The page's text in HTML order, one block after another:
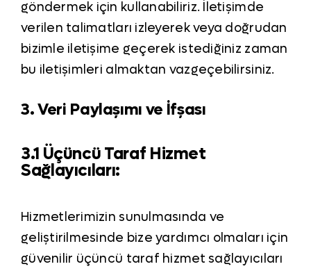
göndermek için kullanabiliriz. İletişimde
verilen talimatları izleyerek veya doğrudan
bizimle iletişime geçerek istediğiniz zaman
bu iletişimleri almaktan vazgeçebilirsiniz.
3. Veri Paylaşımı ve İfşası
3.1 Üçüncü Taraf Hizmet
Sağlayıcıları:
Hizmetlerimizin sunulmasında ve
geliştirilmesinde bize yardımcı olmaları için
güvenilir üçüncü taraf hizmet sağlayıcıları